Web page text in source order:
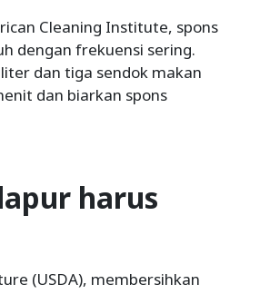
Cleaning Institute, spons
dengan frekuensi sering.
dan tiga sendok makan
dan biarkan spons
harus
(USDA), membersihkan